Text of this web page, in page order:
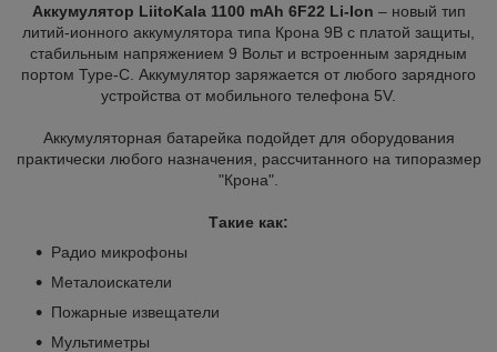
Аккумулятор LiitoKala 1100 mAh 6F22 Li-Ion – новый тип
литий-ионного аккумулятора типа Крона 9В с платой защиты,
стабильным напряжением 9 Вольт и встроенным зарядным
портом Type-C. Аккумулятор заряжается от любого зарядного
устройства от мобильного телефона 5V.
Аккумуляторная батарейка подойдет для оборудования
практически любого назначения, рассчитанного на типоразмер
"Крона".
Такие как:
Радио микрофоны
Металоискатели
Пожарные извещатели
Мультиметры